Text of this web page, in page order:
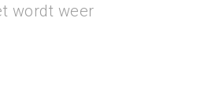
wordt weer